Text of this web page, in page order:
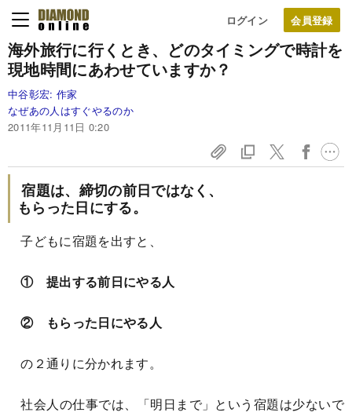
ログイン
海外旅行に行くとき、どのタイミングで時計を
現地時間にあわせていますか？
中谷彰宏: 作家
なぜあの人はすぐやるのか
2011年11月11日 0:20
宿題は、締切の前日ではなく、
もらった日にする。
子どもに宿題を出すと、
① 提出する前日にやる人
② もらった日にやる人
の２通りに分かれます。
社会人の仕事では、「明日まで」という宿題は少ないで